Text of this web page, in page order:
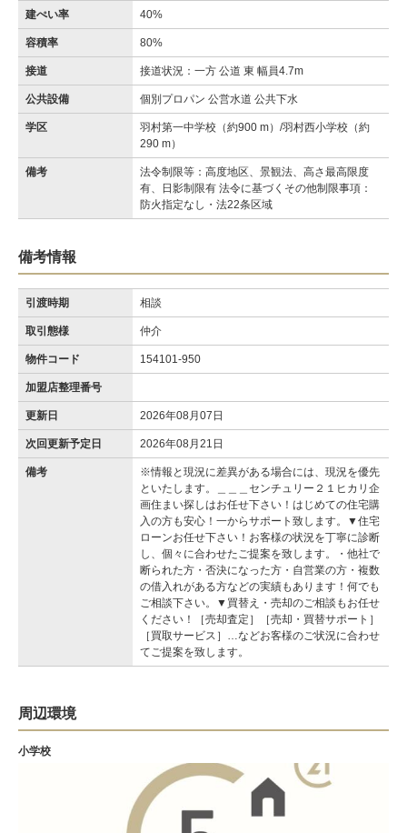
建ぺい率 40%
容積率 80%
接道 接道状況：一方 公道 東 幅員4.7m
公共設備 個別プロパン 公営水道 公共下水
学区
羽村第一中学校（約900 m）/羽村西小学校（約
290 m）
備考
法令制限等：高度地区、景観法、高さ最高限度
有、日影制限有 法令に基づくその他制限事項：
防火指定なし・法22条区域
備考情報
引渡時期 相談
取引態様 仲介
物件コード 154101-950
加盟店整理番号
更新日 2026年08月07日
次回更新予定日 2026年08月21日
備考
※情報と現況に差異がある場合には、現況を優先
といたします。＿＿＿センチュリー２１ヒカリ企
画住まい探しはお任せ下さい！はじめての住宅購
入の方も安心！一からサポート致します。▼住宅
ローンお任せ下さい！お客様の状況を丁寧に診断
し、個々に合わせたご提案を致します。・他社で
断られた方・否決になった方・自営業の方・複数
の借入れがある方などの実績もあります！何でも
ご相談下さい。▼買替え・売却のご相談もお任せ
ください！［売却査定］［売却・買替サポート］
［買取サービス］…などお客様のご状況に合わせ
てご提案を致します。
周辺環境
小学校